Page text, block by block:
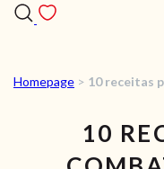
Homepage > 10 receitas
10